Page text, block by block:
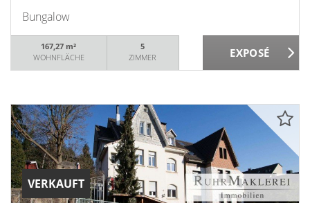
Bungalow
167,27 m²
WOHNFLÄCHE
5
ZIMMER
VERKAUFT